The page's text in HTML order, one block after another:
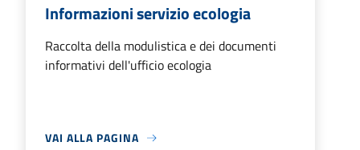
Informazioni servizio ecologia
Raccolta della modulistica e dei documenti
informativi dell'ufficio ecologia
VAI ALLA PAGINA